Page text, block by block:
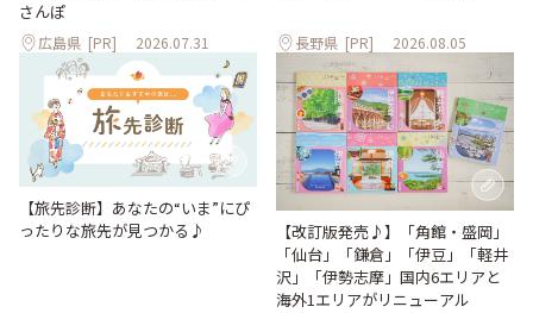
さんぽ
広島県 [PR] 2026.07.31 長野県 [PR] 2026.08.05
【旅先診断】あなたの“いま”にぴ
ったりな旅先が見つかる♪
【改訂版発売♪】「角館・盛岡」
「仙台」「鎌倉」「伊豆」「軽井
沢」「伊勢志摩」国内6エリアと
海外1エリアがリニューアル